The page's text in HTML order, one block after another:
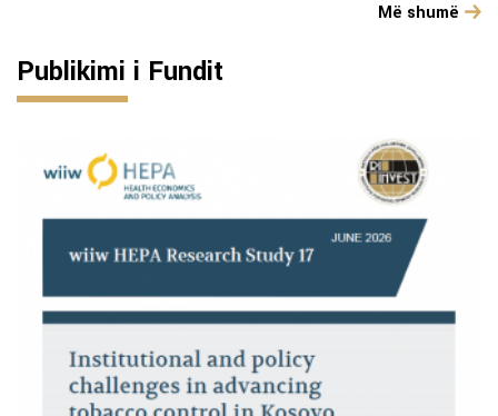
Më shumë
Publikimi i Fundit